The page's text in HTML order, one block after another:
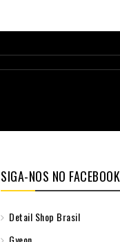
SIGA-NOS NO FACEBOOK
Detail Shop Brasil